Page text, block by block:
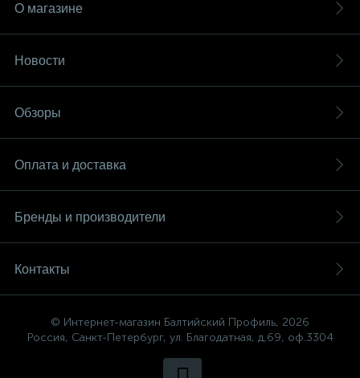
О магазине
Новости
Обзоры
Оплата и доставка
Бренды и производители
Контакты
© Интернет-магазин Балтийский Профиль, 2026
Россия, Санкт-Петербург, ул. Благодатная, д.69, оф.3304